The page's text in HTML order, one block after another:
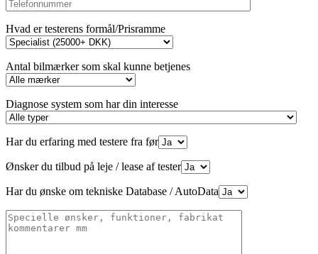
Hvad er testerens formål/Prisramme
Antal bilmærker som skal kunne betjenes
Diagnose system som har din interesse
Har du erfaring med testere fra før
Ønsker du tilbud på leje / lease af tester
Har du ønske om tekniske Database / AutoData